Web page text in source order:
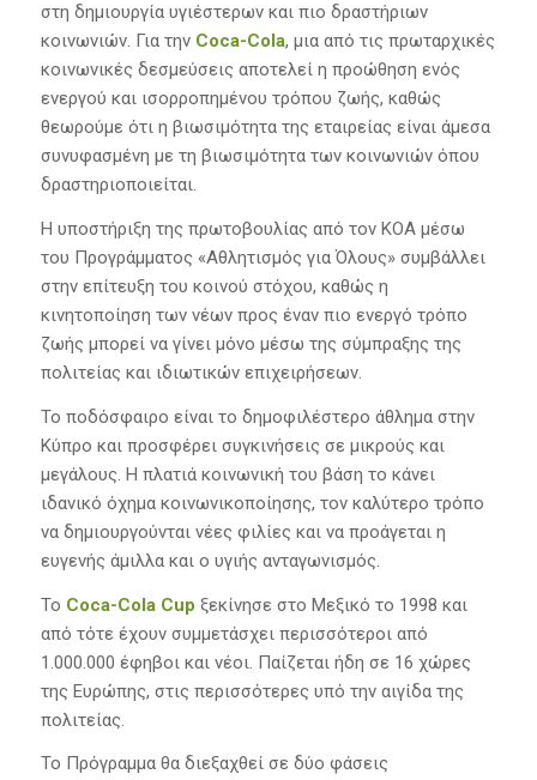
στη δημιουργία υγιέστερων και πιο δραστήριων
κοινωνιών. Για την Coca-Cola, μια από τις πρωταρχικές
κοινωνικές δεσμεύσεις αποτελεί η προώθηση ενός
ενεργού και ισορροπημένου τρόπου ζωής, καθώς
θεωρούμε ότι η βιωσιμότητα της εταιρείας είναι άμεσα
συνυφασμένη με τη βιωσιμότητα των κοινωνιών όπου
δραστηριοποιείται.
Η υποστήριξη της πρωτοβουλίας από τον ΚΟΑ μέσω
του Προγράμματος «Αθλητισμός για Όλους» συμβάλλει
στην επίτευξη του κοινού στόχου, καθώς η
κινητοποίηση των νέων προς έναν πιο ενεργό τρόπο
ζωής μπορεί να γίνει μόνο μέσω της σύμπραξης της
πολιτείας και ιδιωτικών επιχειρήσεων.
Το ποδόσφαιρο είναι το δημοφιλέστερο άθλημα στην
Κύπρο και προσφέρει συγκινήσεις σε μικρούς και
μεγάλους. Η πλατιά κοινωνική του βάση το κάνει
ιδανικό όχημα κοινωνικοποίησης, τον καλύτερο τρόπο
να δημιουργούνται νέες φιλίες και να προάγεται η
ευγενής άμιλλα και ο υγιής ανταγωνισμός.
Το Coca-Cola Cup ξεκίνησε στο Μεξικό το 1998 και
από τότε έχουν συμμετάσχει περισσότεροι από
1.000.000 έφηβοι και νέοι. Παίζεται ήδη σε 16 χώρες
της Ευρώπης, στις περισσότερες υπό την αιγίδα της
πολιτείας.
Το Πρόγραμμα θα διεξαχθεί σε δύο φάσεις